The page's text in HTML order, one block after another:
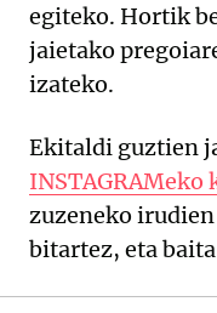
egiteko. Hortik
jaietako
izateko.
Ekitaldi guztien
INSTAGRAMeko
zuzeneko
bitartez, eta